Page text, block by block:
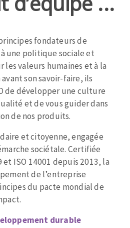
LE TRAVAIL DU MÉTAL
COUPANTS
fondateurs de
à une politique sociale et
les valeurs humaines et à la
son savoir-faire, ils
de développer une culture
et de vous guider dans
de nos produits.
et citoyenne, engagée
sociétale. Certifiée
et ISO 14001 depuis 2013, la
de l’entreprise
du pacte mondial de
durable